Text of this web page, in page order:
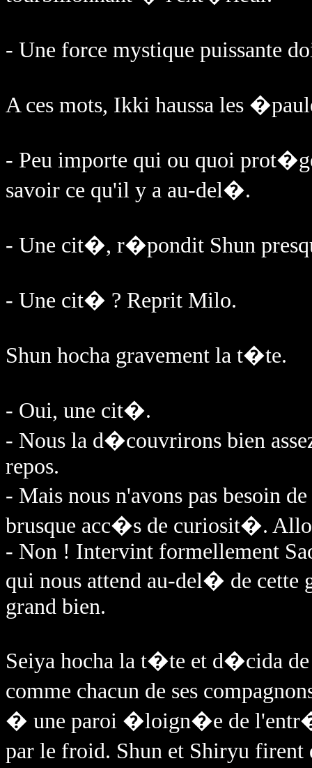
- Une force mystique puissante
A ces mots, Ikki haussa les
- Peu importe qui ou quoi
savoir ce qu'il y a au-del�.
- Une cit�, r�pondit Shun
- Une cit� ? Reprit Milo.
Shun hocha gravement la t�te.
- Oui, une cit�.
- Nous la d�couvrirons bien
repos.
- Mais nous n'avons pas besoin
brusque acc�s de curiosit�.
- Non ! Intervint formellement
qui nous attend au-del� de cette
grand bien.
Seiya hocha la t�te et d�cida de
comme chacun de ses
� une paroi �loign�e de
par le froid. Shun et Shiryu